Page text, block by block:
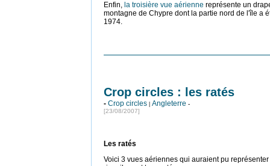
Enfin, la troisière vue aérienne représente un
montagne de Chypre dont la partie nord de l'île a
1974.
Crop circles : les ratés
- Crop circles | Angleterre -
[23/08/2007]
Les ratés
Voici 3 vues aériennes qui auraient pu